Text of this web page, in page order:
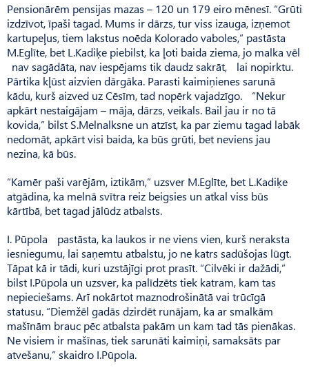
Pensionārēm pensijas mazas – 120 un 179 eiro mēnesī. “Grūti
izdzīvot, īpaši tagad. Mums ir dārzs, tur viss izauga, izņemot
kartupeļus, tiem lakstus noēda Kolorado vaboles,” pastāsta
M.Eglīte, bet L.Kadiķe piebilst, ka ļoti baida ziema, jo malka vēl
nav sagādāta, nav iespējams tik daudz sakrāt, lai nopirktu.
Pārtika kļūst aizvien dārgāka. Parasti kaimiņienes sarunā
kādu, kurš aizved uz Cēsīm, tad nopērk vajadzīgo. “Nekur
apkārt nestaigājam – māja, dārzs, veikals. Bail jau ir no tā
kovida,” bilst S.Melnalksne un atzīst, ka par ziemu tagad labāk
nedomāt, apkārt visi baida, ka būs grūti, bet neviens jau
nezina, kā būs.
“Kamēr paši varējām, iztikām,” uzsver M.Eglīte, bet L.Kadiķe
atgādina, ka melnā svītra reiz beigsies un atkal viss būs
kārtībā, bet tagad jālūdz atbalsts.
I. Pūpola pastāsta, ka laukos ir ne viens vien, kurš neraksta
iesniegumu, lai saņemtu atbalstu, jo ne katrs sadūšojas lūgt.
Tāpat kā ir tādi, kuri uzstājīgi prot prasīt. “Cilvēki ir dažādi,”
bilst I.Pūpola un uzsver, ka palīdzēts tiek katram, kam tas
nepieciešams. Arī nokārtot maznodrošinātā vai trūcīgā
statusu. “Diemžēl gadās dzirdēt runājam, ka ar smalkām
mašīnām brauc pēc atbalsta pakām un kam tad tās pienākas.
Ne visiem ir mašīnas, tiek sarunāti kaimiņi, samaksāts par
atvešanu,” skaidro I.Pūpola.